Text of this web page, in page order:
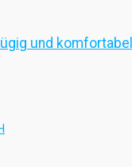
und komfortabel